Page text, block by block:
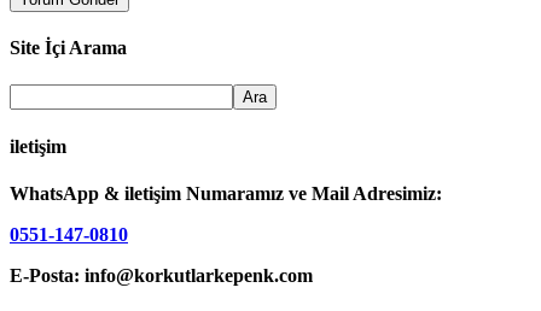
Site İçi Arama
iletişim
WhatsApp & iletişim Numaramız ve Mail Adresimiz:
0551-147-0810
E-Posta: info@korkutlarkepenk.com